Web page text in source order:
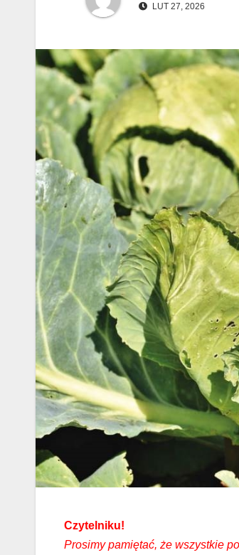
LUT 27, 2026
Czytelniku!
Prosimy pamiętać, że wszystkie